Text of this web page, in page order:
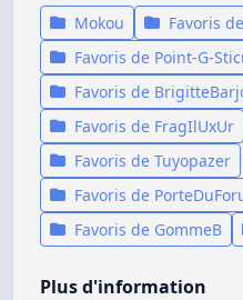
Mokou
Favoris
Favoris de Point-G-
Favoris de
Favoris de FragIlUxUr
Favoris de Tuyopazer
Favoris de
Favoris de GommeB
Plus d'information